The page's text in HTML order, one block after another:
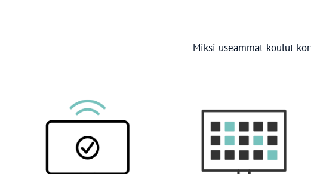
Miksi useammat koulut